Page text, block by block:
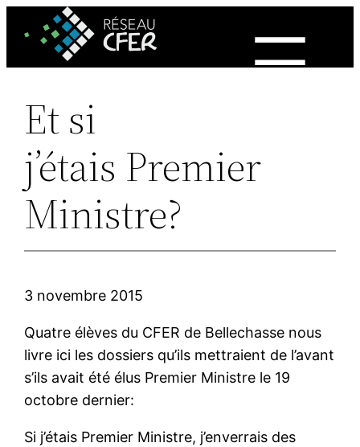
Et si
j’étais Premier
Ministre?
3 novembre 2015
Quatre élèves du CFER de Bellechasse nous
livre ici les dossiers qu’ils mettraient de l’avant
s’ils avait été élus Premier Ministre le 19
octobre dernier:
Si j’étais Premier Ministre, j’enverrais des